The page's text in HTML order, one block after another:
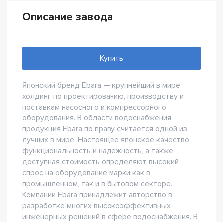
Описание завода
Купить
Японский бренд Ebara — крупнейший в мире
холдинг по проектированию, производству и
поставкам насосного и компрессорного
оборудования. В области водоснабжения
продукция Ebara по праву считается одной из
лучших в мире. Настоящее японское качество,
функциональность и надежность, а также
доступная стоимость определяют высокий
спрос на оборудование марки как в
промышленном, так и в бытовом секторе.
Компании Ebara принадлежит авторство в
разработке многих высокоэффективных
инженерных решений в сфере водоснабжения. В